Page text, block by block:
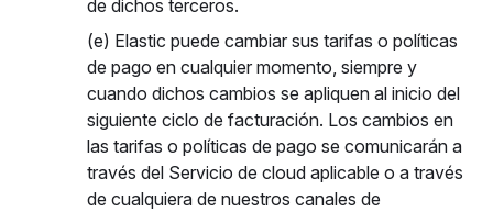
de dichos terceros.
(e) Elastic puede cambiar sus tarifas o políticas
de pago en cualquier momento, siempre y
cuando dichos cambios se apliquen al inicio del
siguiente ciclo de facturación. Los cambios en
las tarifas o políticas de pago se comunicarán a
través del Servicio de cloud aplicable o a través
de cualquiera de nuestros canales de